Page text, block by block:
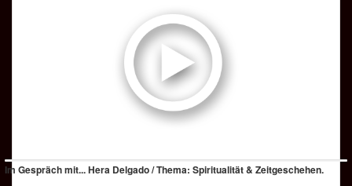
Im Gespräch mit... Hera Delgado / Thema: Spiritualität & Zeitgeschehen.